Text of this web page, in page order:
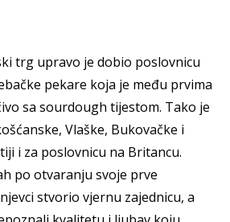
trg upravo je dobio poslovnicu
pekare koja je među prvima
sa sourdough tijestom. Tako je
Vlaške, Bukovačke i
i za poslovnicu na Britancu.
po otvaranju svoje prve
stvorio vjernu zajednicu, a